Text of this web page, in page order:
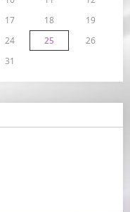
17 18
19
24 25
26
31